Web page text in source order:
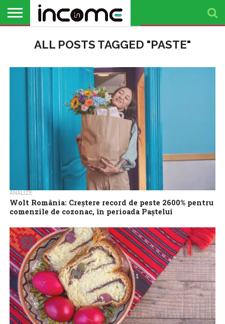
PROFIL DE
ANTREPRENOR
BUSINESS
ANALIZE
OPINII
FINANȚE
PERSONALE
TIMP
LIBERALL POSTS TAGGED "PASTE"
ANALIZE
Wolt România: Creștere record de peste 2600% pentru
comenzile de cozonac, în perioada Paștelui
restaurantele și magazinele lor preferate, anunță concluziile
asupra comportamentului de consum al românilor...